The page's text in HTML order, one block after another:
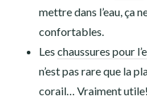
mettre dans l’eau, ça
confortables.
Les chaussures pour
n’est pas rare que la
corail… Vraiment